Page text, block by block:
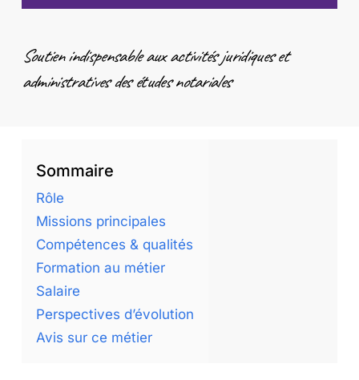
Soutien indispensable aux activités juridiques et
administratives des études notariales
Sommaire
Rôle
Missions principales
Compétences & qualités
Formation au métier
Salaire
Perspectives d’évolution
Avis sur ce métier